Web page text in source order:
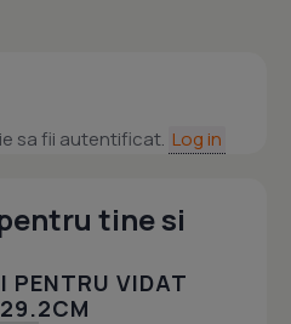
sa fii autentificat. Log in
tine si
PENTRU VIDAT